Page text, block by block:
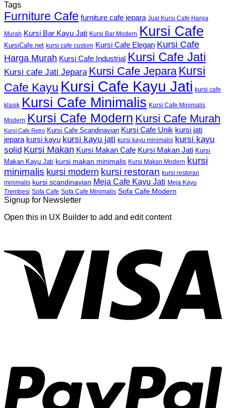
Tags
Furniture Cafe furniture cafe jepara Jual Kursi Cafe Harga
Murah Kursi Bar Kayu Jati Kursi Bar Modern Kursi Cafe
KursiCafe.net kursi cafe custom Kursi Cafe Elegan Kursi Cafe
Harga Murah Kursi Cafe Industrial Kursi Cafe Jati
Kursi cafe Jati Jepara Kursi Cafe Jepara Kursi
Cafe Kayu Kursi Cafe Kayu Jati kursi cafe
klasik Kursi Cafe Minimalis Kursi Cafe Minimalis
Modern Kursi Cafe Modern Kursi Cafe Murah
Kursi Cafe Retro Kursi Cafe Scandinavian Kursi Cafe Unik kursi jati
jepara kursi kayu kursi kayu jati kursi kayu minimalis kursi kayu
solid Kursi Makan Kursi Makan Cafe Kursi Makan Jati Kursi
Makan Kayu Jati kursi makan minimalis Kursi Makan Modern
kursi
minimalis kursi modern kursi restoran kursi restoran
minimalis kursi scandinavian Meja Cafe Kayu Jati Meja Kayu
Trembesi Sofa Cafe Sofa Cafe Minimalis Sofa Cafe Modern
Signup for Newsletter
Open this in UX Builder to add and edit content